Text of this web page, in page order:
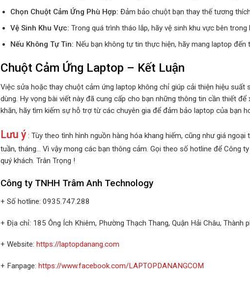
Chọn Chuột Cảm Ứng Phù Hợp: Đảm bảo chuột bạn thay thế tương
Vệ Sinh Khu Vực: Trong quá trình tháo lắp, hãy vệ sinh khu vực bên
Nếu Không Tự Tin: Nếu bạn không tự tin thực hiện, hãy mang laptop
Chuột Cảm Ứng Laptop – Kết Luận
Việc sửa hoặc thay chuột cảm ứng laptop không chỉ giúp cải thiện hiệu
dùng. Hy vọng bài viết này đã cung cấp cho bạn những thông tin cần thiết
khăn, hãy tìm kiếm sự hỗ trợ từ các chuyên gia để đảm bảo laptop của bạn
Lưu ý : Tùy theo tình hình nguồn hàng hóa khang hiếm, cũng như giá
tuần, tháng… Vì vậy mong các bạn thông cảm. Gọi theo số hotline để Công
quý khách. Trân Trọng !
Công ty TNHH Trâm Anh Technology
+ Số hotline: 0935.747.288
+ Địa chỉ: 185 Ông Ích Khiêm, Phường Thạch Thang, Quận Hải Châu, Thành
+ Website: https://laptopdanang.com
+ Fanpage: https://www.facebook.com/LAPTOPDANANGCOM